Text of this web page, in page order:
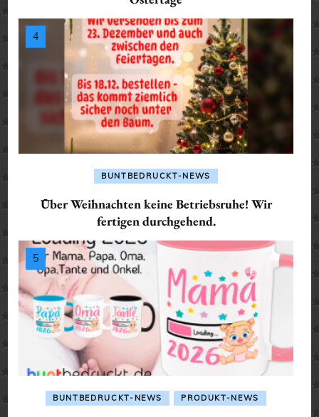
BUNTBEDRUCKT-NEWS
Über Weihnachten keine Betriebsruhe! Wir
fertigen durchgehend.
BUNTBEDRUCKT-NEWS PRODUKT-NEWS